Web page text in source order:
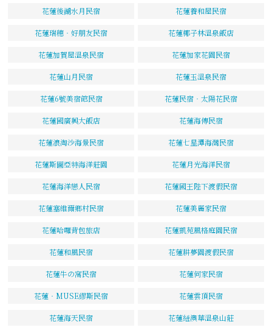
花蓮後湖水月民宿 花蓮養和屋民宿
花蓮瑞穗‧好朋友民宿 花蓮椰子林溫泉飯店
花蓮加賀屋溫泉民宿 花蓮加家花園民宿
花蓮山月民宿 花蓮玉溫泉民宿
花蓮6號美宿館民宿 花蓮民宿‧太陽花民宿
花蓮國廣興大飯店 花蓮海傳民宿
花蓮浪淘沙海景民宿 花蓮七星潭海灣民宿
花蓮斯圖亞特海洋莊園 花蓮月光海洋民宿
花蓮海洋戀人民宿 花蓮國王陛下渡假民宿
花蓮塞維爾鄉村民宿 花蓮美麗家民宿
花蓮哈囉背包旅店 花蓮凱苑風格庭園民宿
花蓮和風民宿 花蓮耕夢園渡假民宿
花蓮牛の窩民宿 花蓮何家民宿
花蓮‧MUSE繆斯民宿 花蓮雲頂民宿
花蓮海天民宿 花蓮紐澳華溫泉山莊